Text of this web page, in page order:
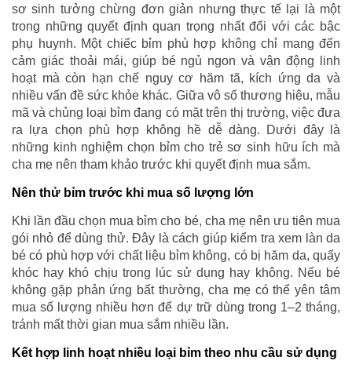
sơ sinh tưởng chừng đơn giản nhưng thực tế lại là một
trong những quyết định quan trọng nhất đối với các bậc
phụ huynh. Một chiếc bỉm phù hợp không chỉ mang đến
cảm giác thoải mái, giúp bé ngủ ngon và vận động linh
hoạt mà còn hạn chế nguy cơ hăm tã, kích ứng da và
nhiều vấn đề sức khỏe khác. Giữa vô số thương hiệu, mẫu
mã và chủng loại bỉm đang có mặt trên thị trường, việc đưa
ra lựa chọn phù hợp không hề dễ dàng. Dưới đây là
những kinh nghiệm chọn bỉm cho trẻ sơ sinh hữu ích mà
cha mẹ nên tham khảo trước khi quyết định mua sắm.
Nên thử bỉm trước khi mua số lượng lớn
Khi lần đầu chọn mua bỉm cho bé, cha mẹ nên ưu tiên mua
gói nhỏ để dùng thử. Đây là cách giúp kiểm tra xem làn da
bé có phù hợp với chất liệu bỉm không, có bị hăm da, quấy
khóc hay khó chịu trong lúc sử dụng hay không. Nếu bé
không gặp phản ứng bất thường, cha mẹ có thể yên tâm
mua số lượng nhiều hơn để dự trữ dùng trong 1–2 tháng,
tránh mất thời gian mua sắm nhiều lần.
Kết hợp linh hoạt nhiều loại bỉm theo nhu cầu sử dụng